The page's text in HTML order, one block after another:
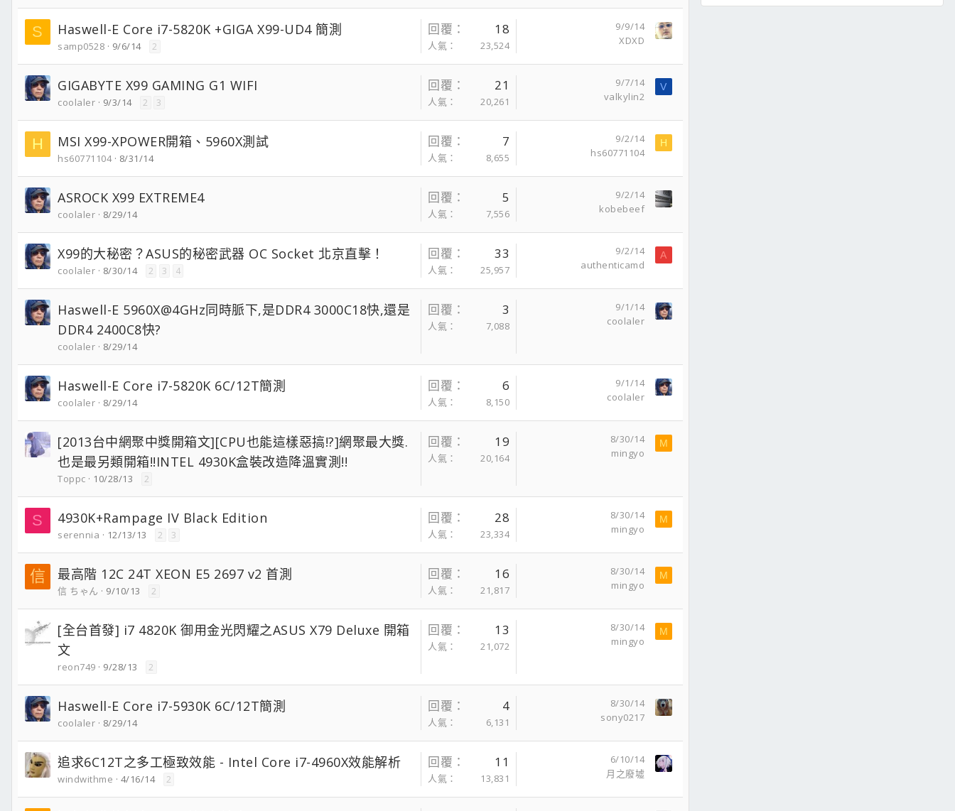
S Haswell-E Core i7-5820K +GIGA X99-UD4 簡測
samp0528 9/6/14 2
回覆 18
人氣 23,524
9/9/14
XDXD
GIGABYTE X99 GAMING G1 WIFI
coolaler 9/3/14 2 3
回覆 21
人氣 20,261
9/7/14
valkylin2
V
H MSI X99-XPOWER開箱、5960X測試
hs60771104 8/31/14
回覆 7
人氣 8,655
9/2/14
hs60771104
H
ASROCK X99 EXTREME4
coolaler 8/29/14
回覆 5
人氣 7,556
9/2/14
kobebeef
X99的大秘密？ASUS的秘密武器 OC Socket 北京直擊！
coolaler 8/30/14 2 3 4
回覆 33
人氣 25,957
9/2/14
authenticamd
A
Haswell-E 5960X@4GHz同時脈下,是DDR4 3000C18快,還是
DDR4 2400C8快?
coolaler 8/29/14
回覆 3
人氣 7,088
9/1/14
coolaler
Haswell-E Core i7-5820K 6C/12T簡測
coolaler 8/29/14
回覆 6
人氣 8,150
9/1/14
coolaler
[2013台中網聚中獎開箱文][CPU也能這樣惡搞!?]網聚最大獎.
也是最另類開箱!!INTEL 4930K盒裝改造降溫實測!!
Toppc 10/28/13 2
回覆 19
人氣 20,164
8/30/14
mingyo
M
S 4930K+Rampage IV Black Edition
serennia 12/13/13 2 3
回覆 28
人氣 23,334
8/30/14
mingyo
M
信 最高階 12C 24T XEON E5 2697 v2 首測
信 ちゃん 9/10/13 2
回覆 16
人氣 21,817
8/30/14
mingyo
M
[全台首發] i7 4820K 御用金光閃耀之ASUS X79 Deluxe 開箱
文
reon749 9/28/13 2
回覆 13
人氣 21,072
8/30/14
mingyo
M
Haswell-E Core i7-5930K 6C/12T簡測
coolaler 8/29/14
回覆 4
人氣 6,131
8/30/14
sony0217
追求6C12T之多工極致效能 - Intel Core i7-4960X效能解析
windwithme 4/16/14 2
回覆 11
人氣 13,831
6/10/14
月之廢墟